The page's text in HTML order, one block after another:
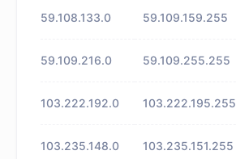
59.108.133.0 59.109.159.255
59.109.216.0 59.109.255.255
103.222.192.0 103.222.195.255
103.235.148.0 103.235.151.255